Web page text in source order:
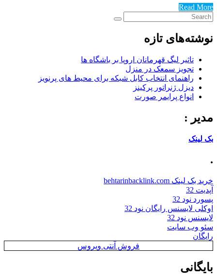
Read More
نوشته‌های تازه
تاثیر لیگ قهرمانان اروپا بر باشگاه ها
تجویز سمعک در منزل
راهنمای انتخاب کابل شبکه برای محیط های پرنویز
دیزل ژنراتور پرکینز
انواع پرایمر صورت
مدیر :
بک لینک
.
خرید بک لینک behtarinbacklink.com
آپدیت 32
پسورد نود 32
اوکلی لایسنس رایگان نود 32
لایسنس نود 32
سئو وب سایت
رایگان
فروش آنتی ویروس
بایگانی